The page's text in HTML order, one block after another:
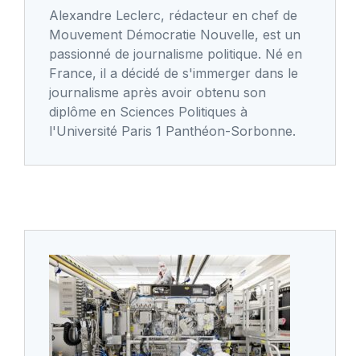
Alexandre Leclerc, rédacteur en chef de
Mouvement Démocratie Nouvelle, est un
passionné de journalisme politique. Né en
France, il a décidé de s'immerger dans le
journalisme après avoir obtenu son
diplôme en Sciences Politiques à
l'Université Paris 1 Panthéon-Sorbonne.